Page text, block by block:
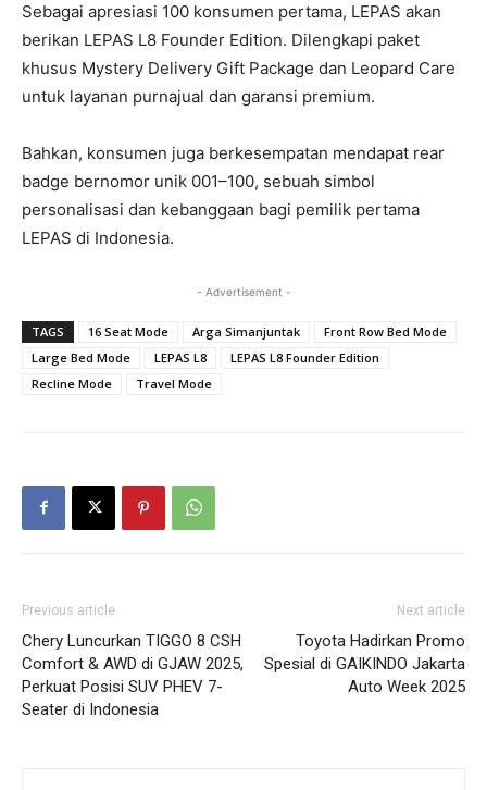
Sebagai apresiasi 100 konsumen pertama, LEPAS akan
berikan LEPAS L8 Founder Edition. Dilengkapi paket
khusus Mystery Delivery Gift Package dan Leopard Care
untuk layanan purnajual dan garansi premium.
Bahkan, konsumen juga berkesempatan mendapat rear
badge bernomor unik 001–100, sebuah simbol
personalisasi dan kebanggaan bagi pemilik pertama
LEPAS di Indonesia.
- Advertisement -
TAGS 16 Seat Mode Arga Simanjuntak
Front Row Bed Mode
Large Bed Mode
LEPAS L8
LEPAS L8 Founder Edition
Recline Mode
Travel Mode
Previous article
Chery Luncurkan TIGGO 8 CSH
Comfort & AWD di GJAW 2025,
Perkuat Posisi SUV PHEV 7-
Seater di Indonesia
Next article
Toyota Hadirkan Promo
Spesial di GAIKINDO Jakarta
Auto Week 2025